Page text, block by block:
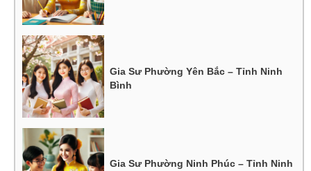
Gia Sư Phường Yên Bắc – Tỉnh Ninh
Bình
Gia Sư Phường Ninh Phúc – Tỉnh Ninh